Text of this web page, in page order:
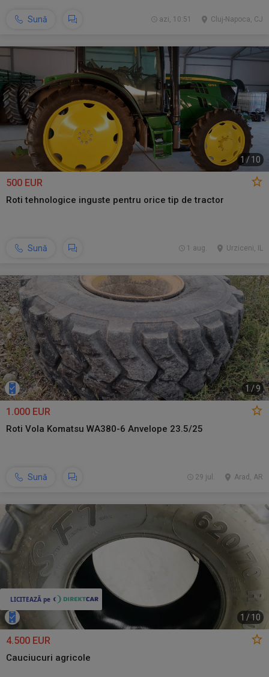
Sună Cluj-Napoca, CJ
azi, 10:51
1 / 10
500 EUR
Roti tehnologice inguste pentru orice tip de tractor
Sună Urziceni, IL
1 aug.
1 /9
1.000 EUR
Roti Vola Komatsu WA380-6 Anvelope 23.5/25
Sună Arad, AR
29 jul.
1 / 10
4.500 EUR
Cauciucuri agricole